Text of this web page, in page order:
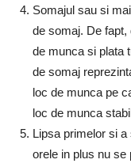
Somajul sau si
de somaj. De fapt,
de munca si plata
de somaj
loc de munca pe
loc de munca
Lipsa primelor si
orele in plus nu se